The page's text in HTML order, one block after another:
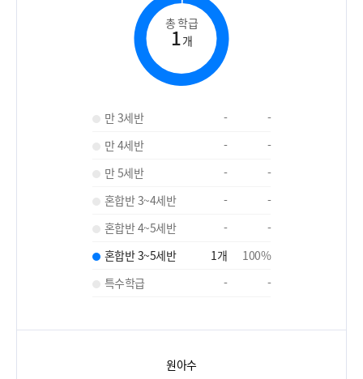
총 학급
1개
만 3세반 -
-
만 4세반
-
-
만 5세반
-
-
혼합반 3~4세반
-
-
혼합반 4~5세반
-
-
혼합반 3~5세반
1개 100%
특수학급
- -
원아수